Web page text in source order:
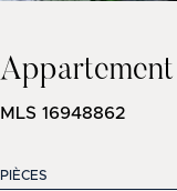
MLS 16948862
PIÈCES